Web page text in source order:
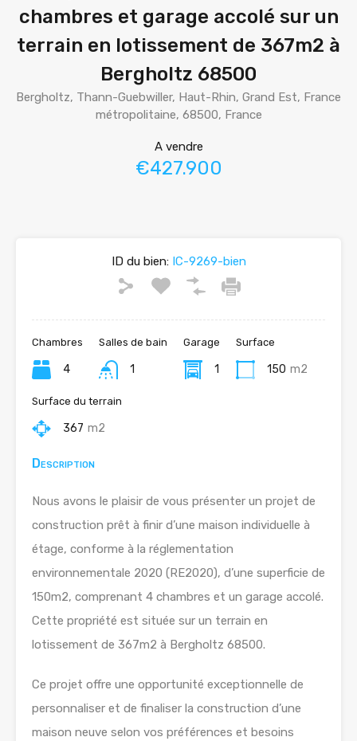
chambres et garage accolé sur un
terrain en lotissement de 367m2 à
Bergholtz 68500
Bergholtz, Thann-Guebwiller, Haut-Rhin, Grand Est, France
métropolitaine, 68500, France
A vendre
€427.900
ID du bien:IC-9269-bien
Chambres
4
Salles de bain
1
Garage
1
Surface
150 m2
Surface du terrain
367 m2
Description
Nous avons le plaisir de vous présenter un projet de
construction prêt à finir d’une maison individuelle à
étage, conforme à la réglementation
environnementale 2020 (RE2020), d’une superficie de
150m2, comprenant 4 chambres et un garage accolé.
Cette propriété est située sur un terrain en
lotissement de 367m2 à Bergholtz 68500.
Ce projet offre une opportunité exceptionnelle de
personnaliser et de finaliser la construction d’une
maison neuve selon vos préférences et besoins